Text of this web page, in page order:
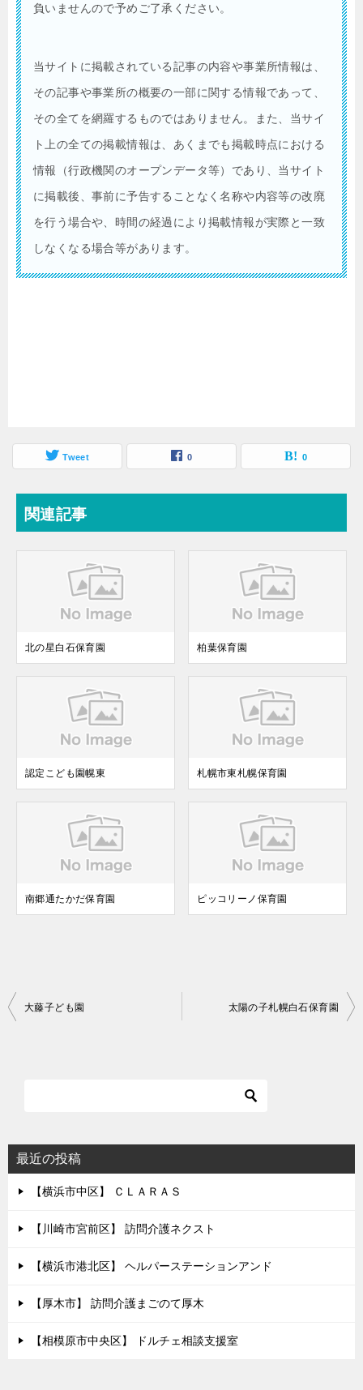
負いませんので予めご了承ください。
当サイトに掲載されている記事の内容や事業所情報は、
その記事や事業所の概要の一部に関する情報であって、
その全てを網羅するものではありません。また、当サイ
ト上の全ての掲載情報は、あくまでも掲載時点における
情報（行政機関のオープンデータ等）であり、当サイト
に掲載後、事前に予告することなく名称や内容等の改廃
を行う場合や、時間の経過により掲載情報が実際と一致
しなくなる場合等があります。
Tweet 0 0
関連記事
北の星白石保育園 柏葉保育園
認定こども園幌東 札幌市東札幌保育園
南郷通たかだ保育園 ピッコリーノ保育園
投
シ
ョ
大藤子ども園 太陽の子札幌白石保育園
最近の投稿
【横浜市中区】 ＣＬＡＲＡＳ
【川崎市宮前区】 訪問介護ネクスト
【横浜市港北区】 ヘルパーステーションアンド
【厚木市】 訪問介護まごのて厚木
【相模原市中央区】 ドルチェ相談支援室